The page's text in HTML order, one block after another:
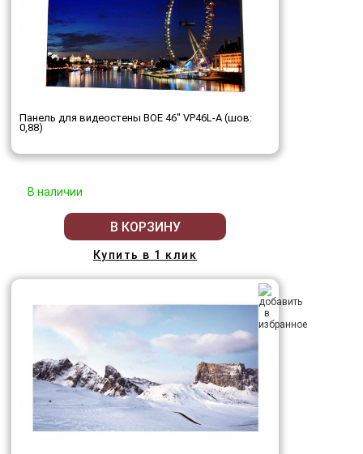
Панель для видеостены BOE 46" VP46L-A (шов:
0,88)
В наличии
В КОРЗИНУ
Купить в 1 клик